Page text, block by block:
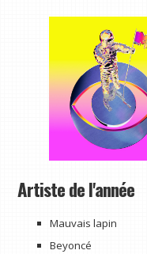
Artiste de l'année
Mauvais lapin
Beyoncé